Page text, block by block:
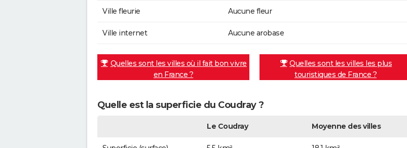
Ville fleurie Aucune fleur
Ville internet Aucune arobase
Quelles sont les villes où il fait bon vivre
en France ?
Quelles sont les villes les plus
touristiques de France ?
Quelle est la superficie du Coudray ?
Le Coudray Moyenne des villes